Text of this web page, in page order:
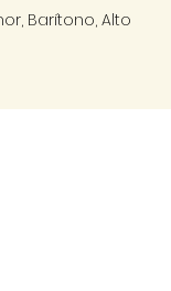
Barítono, Alto